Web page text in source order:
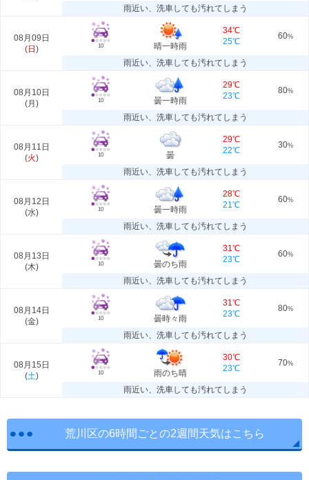
雨近い、洗車しても汚れてしまう
08月09日
(日 ) 10 晴一時雨
34℃
25℃
60%
雨近い、洗車しても汚れてしまう
08月10日
(月 ) 10 曇一時雨
29℃
23℃
80%
雨近い、洗車しても汚れてしまう
08月11日
(火) 10 曇
29℃
22℃
30%
雨近い、洗車しても汚れてしまう
08月12日
(水) 10 曇一時雨
28℃
21℃
60%
雨近い、洗車しても汚れてしまう
08月13日
(木) 10 曇のち雨
31℃
23℃
60%
雨近い、洗車しても汚れてしまう
08月14日
(金) 10 曇時々雨
31℃
23℃
80%
雨近い、洗車しても汚れてしまう
08月15日
(土) 10 雨のち晴
30℃
23℃
70%
雨近い、洗車しても汚れてしまう
荒川区の6時間ごとの2週間天気はこちら